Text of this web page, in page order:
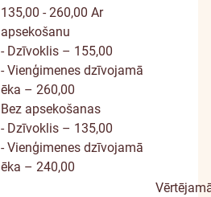
135,00 - 260,00 Ar
apsekošanu
- Dzīvoklis – 155,00
- Vienģimenes dzīvojamā
ēka – 260,00
Bez apsekošanas
- Dzīvoklis – 135,00
- Vienģimenes dzīvojamā
ēka – 240,00